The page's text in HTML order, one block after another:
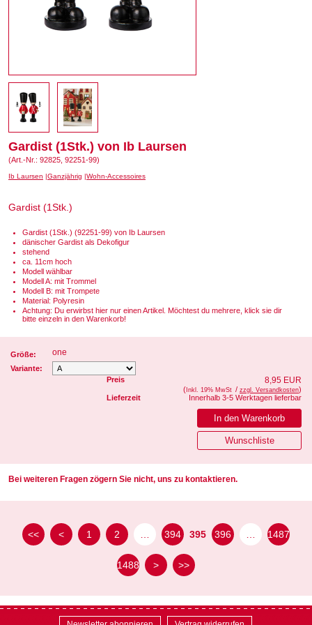
Gardist (1Stk.) von Ib Laursen
(Art.-Nr.: 92825, 92251-99)
Ib Laursen Ganzjährig Wohn-Accessoires
Gardist (1Stk.)
Gardist (1Stk.) (92251-99) von Ib Laursen
dänischer Gardist als Dekofigur
stehend
ca. 11cm hoch
Modell wählbar
Modell A: mit Trommel
Modell B: mit Trompete
Material: Polyresin
Achtung: Du erwirbst hier nur einen Artikel. Möchtest du mehrere, klick sie dir
bitte einzeln in den Warenkorb!
Größe: one
Variante:
Preis
8,95 EUR
( Inkl. 19% MwSt / zzgl. Versandkosten)
Lieferzeit
Innerhalb 3-5 Werktagen lieferbar
Bei weiteren Fragen zögern Sie nicht, uns zu kontaktieren.
<< < 1 2 394 395 396 1487
1488 > >>